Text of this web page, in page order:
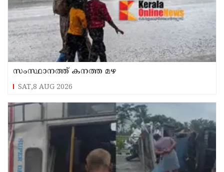
സംസ്ഥാനത്ത് കനത്ത മഴ
SAT,8 AUG 2026